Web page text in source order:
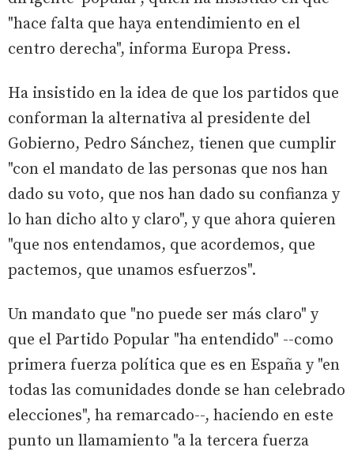
"hace falta que haya entendimiento en el
centro derecha", informa Europa Press.
Ha insistido en la idea de que los partidos que
conforman la alternativa al presidente del
Gobierno, Pedro Sánchez, tienen que cumplir
"con el mandato de las personas que nos han
dado su voto, que nos han dado su confianza y
lo han dicho alto y claro", y que ahora quieren
"que nos entendamos, que acordemos, que
pactemos, que unamos esfuerzos".
Un mandato que "no puede ser más claro" y
que el Partido Popular "ha entendido" --como
primera fuerza política que es en España y "en
todas las comunidades donde se han celebrado
elecciones", ha remarcado--, haciendo en este
punto un llamamiento "a la tercera fuerza